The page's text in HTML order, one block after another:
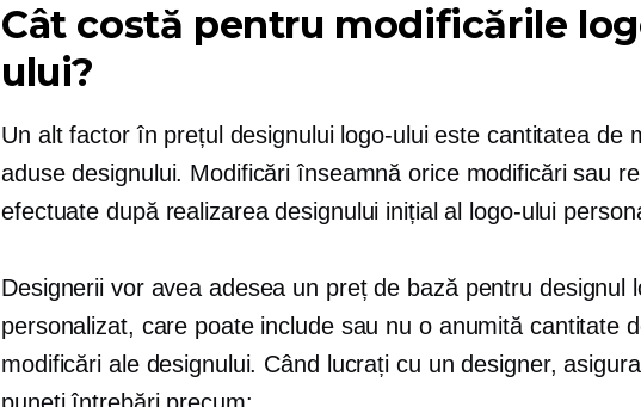
Cât costă pentru modificările
ului?
Un alt factor în prețul designului logo-ului este cantitatea de
aduse designului. Modificări înseamnă orice modificări sau
efectuate după realizarea designului inițial al logo-ului
Designerii vor avea adesea un preț de bază pentru designul
personalizat, care poate include sau nu o anumită cantitate
modificări ale designului. Când lucrați cu un designer,